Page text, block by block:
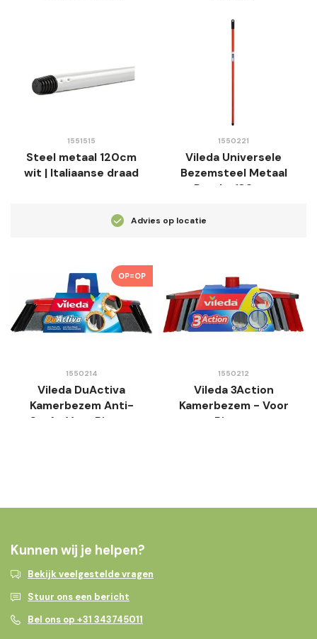
1551515
Steel metaal 120cm
wit | Italiaanse draad
1550221
Vileda Universele
Bezemsteel Metaal
Rood - 130 cm
OP=OP
1550214
Vileda DuActiva
Kamerbezem Anti-
Stof - Voor Binnen
1550212
Vileda 3Action
Kamerbezem - Voor
Binnen
Advies op locatie
Kunnen wij je helpen?
Bekijk veelgestelde vragen
Stuur ons een bericht
Bel ons op +31 343745011